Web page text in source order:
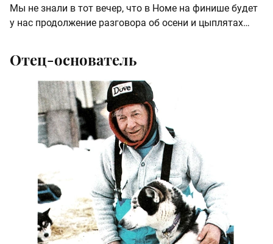
Мы не знали в тот вечер, что в Номе на финише будет
у нас продолжение разговора об осени и цыплятах…
Отец-основатель